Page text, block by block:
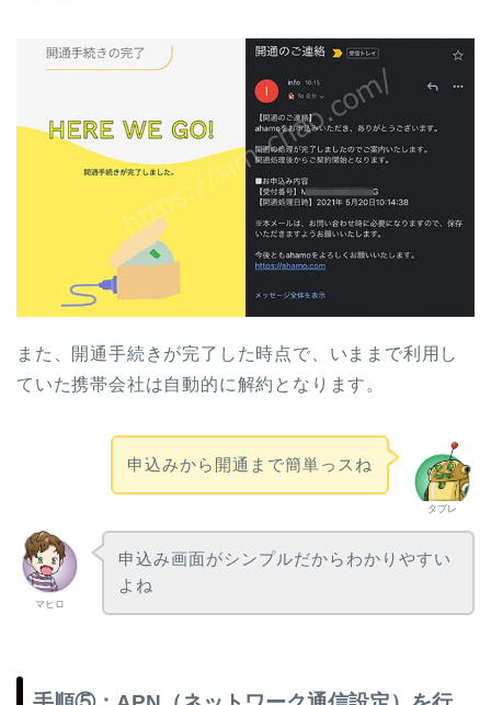
また、開通手続きが完了した時点で、いままで利用し
ていた携帯会社は自動的に解約となります。
タブレ
申込みから開通まで簡単っスね
マヒロ
申込み画面がシンプルだからわかりやすい
よね